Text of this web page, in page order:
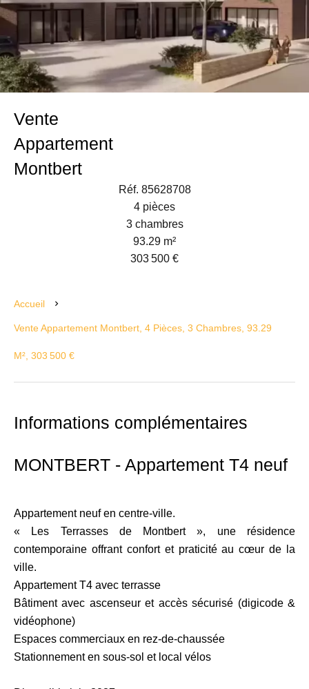
Vente
Appartement
Montbert
Réf. 85628708
4 pièces
3 chambres
93.29 m²
303 500 €
Accueil
Vente Appartement Montbert, 4 Pièces, 3 Chambres, 93.29
M², 303 500 €
Informations complémentaires
MONTBERT - Appartement T4 neuf
Appartement neuf en centre-ville.
« Les Terrasses de Montbert », une résidence
contemporaine offrant confort et praticité au cœur de la
ville.
Appartement T4 avec terrasse
Bâtiment avec ascenseur et accès sécurisé (digicode &
vidéophone)
Espaces commerciaux en rez-de-chaussée
Stationnement en sous-sol et local vélos